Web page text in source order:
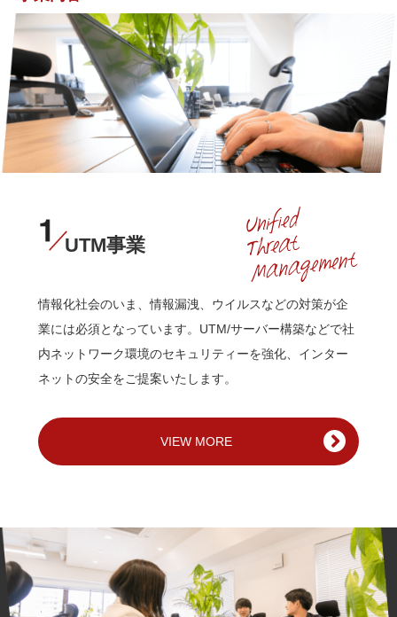
UTM事業
情報化社会のいま、情報漏洩、ウイルスなどの対策が企
業には必須となっています。UTM/サーバー構築などで社
内ネットワーク環境のセキュリティーを強化、インター
ネットの安全をご提案いたします。
VIEW MORE